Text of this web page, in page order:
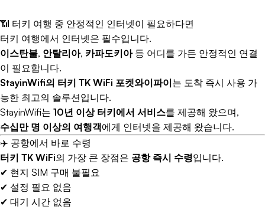
📶 터키 여행 중 안정적인 인터넷이 필요하다면
터키 여행에서 인터넷은 필수입니다.
이스탄불, 안탈리아, 카파도키아등 어디를 가든 안정적인 연결
이 필요합니다.
StayinWifi의 터키 TK WiFi 포켓와이파이는 도착 즉시 사용 가
능한 최고의 솔루션입니다.
StayinWifi는 10년 이상 터키에서 서비스를 제공해 왔으며,
수십만 명 이상의 여행객에게 인터넷을 제공해 왔습니다.
✈️ 공항에서 바로 수령
터키 TK WiFi의 가장 큰 장점은 공항 즉시 수령입니다.
✔ 현지 SIM 구매 불필요
✔ 설정 필요 없음
✔ 대기 시간 없음